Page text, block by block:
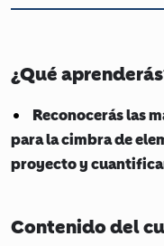
¿Qué
Reconocerás las
para la cimbra de
proyecto y
Contenido del